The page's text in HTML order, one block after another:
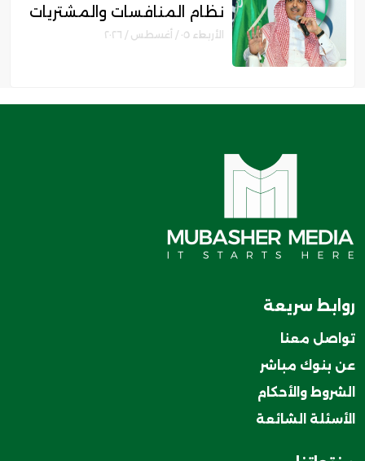
نظام المنافسات والمشتريات
الحكومية الجديد
الأربعاء ٠٥ / أغسطس / ٢٠٢٦
روابط سريعة
تواصل معنا
عن بنوك مباشر
الشروط والأحكام
الأسئلة الشائعة